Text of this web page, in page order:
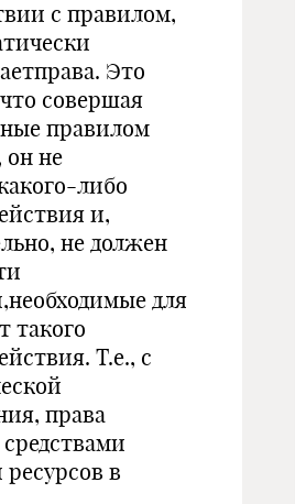
с правилом,
Это
совершая
правилом
он не
либо
и,
не должен
для
такого
Т.е., с
права
в